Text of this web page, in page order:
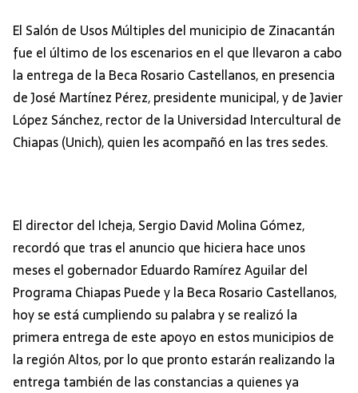
El Salón de Usos Múltiples del municipio de Zinacantán
fue el último de los escenarios en el que llevaron a cabo
la entrega de la Beca Rosario Castellanos, en presencia
de José Martínez Pérez, presidente municipal, y de Javier
López Sánchez, rector de la Universidad Intercultural de
Chiapas (Unich), quien les acompañó en las tres sedes.
El director del Icheja, Sergio David Molina Gómez,
recordó que tras el anuncio que hiciera hace unos
meses el gobernador Eduardo Ramírez Aguilar del
Programa Chiapas Puede y la Beca Rosario Castellanos,
hoy se está cumpliendo su palabra y se realizó la
primera entrega de este apoyo en estos municipios de
la región Altos, por lo que pronto estarán realizando la
entrega también de las constancias a quienes ya